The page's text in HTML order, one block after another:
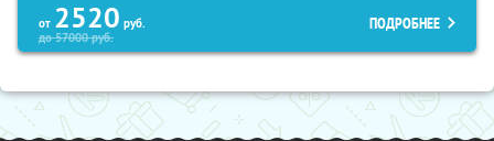
от 2520 руб.
до57000руб.
ПОДРОБНЕЕ